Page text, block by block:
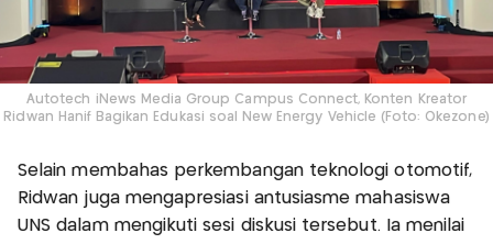
Autotech iNews Media Group Campus Connect, Konten Kreator
Ridwan Hanif Bagikan Edukasi soal New Energy Vehicle (Foto: Okezone)
Selain membahas perkembangan teknologi otomotif,
Ridwan juga mengapresiasi antusiasme mahasiswa
UNS dalam mengikuti sesi diskusi tersebut. Ia menilai